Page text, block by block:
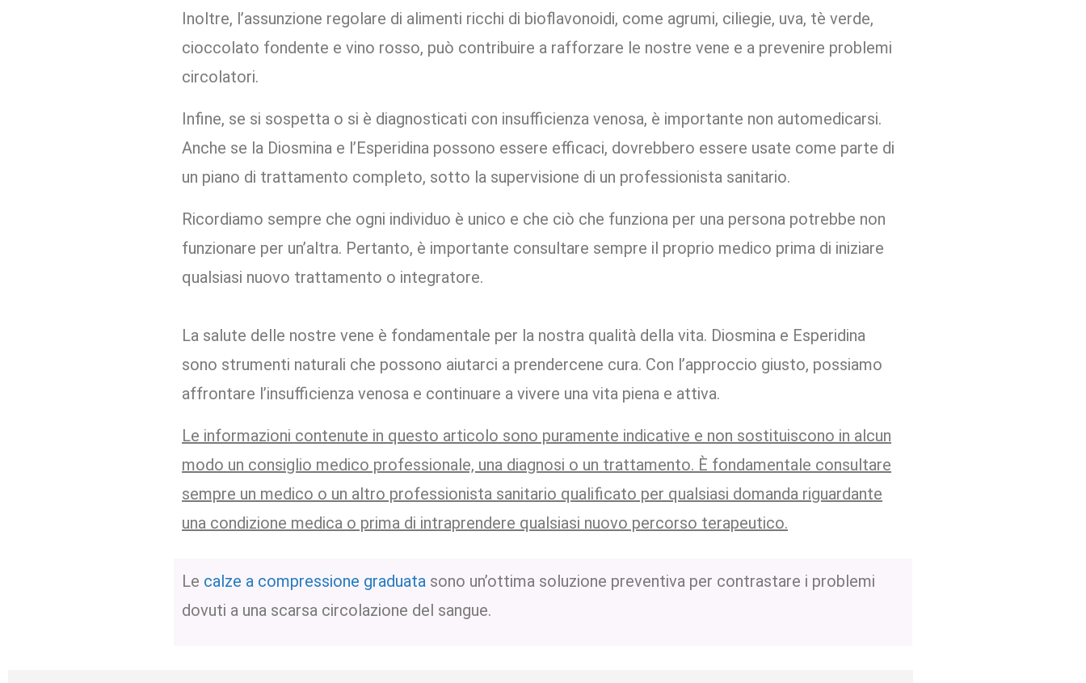
Inoltre, l’assunzione regolare di alimenti ricchi di bioflavonoidi, come agrumi, ciliegie, uva, tè verde,
cioccolato fondente e vino rosso, può contribuire a rafforzare le nostre vene e a prevenire problemi
circolatori.
Infine, se si sospetta o si è diagnosticati con insufficienza venosa, è importante non automedicarsi.
Anche se la Diosmina e l’Esperidina possono essere efficaci, dovrebbero essere usate come parte di
un piano di trattamento completo, sotto la supervisione di un professionista sanitario.
Ricordiamo sempre che ogni individuo è unico e che ciò che funziona per una persona potrebbe non
funzionare per un’altra. Pertanto, è importante consultare sempre il proprio medico prima di iniziare
qualsiasi nuovo trattamento o integratore.
La salute delle nostre vene è fondamentale per la nostra qualità della vita. Diosmina e Esperidina
sono strumenti naturali che possono aiutarci a prendercene cura. Con l’approccio giusto, possiamo
affrontare l’insufficienza venosa e continuare a vivere una vita piena e attiva.
Le informazioni contenute in questo articolo sono puramente indicative e non sostituiscono in alcun
modo un consiglio medico professionale, una diagnosi o un trattamento. È fondamentale consultare
sempre un medico o un altro professionista sanitario qualificato per qualsiasi domanda riguardante
una condizione medica o prima di intraprendere qualsiasi nuovo percorso terapeutico.
Le calze a compressione graduata sono un’ottima soluzione preventiva per contrastare i problemi
dovuti a una scarsa circolazione del sangue.